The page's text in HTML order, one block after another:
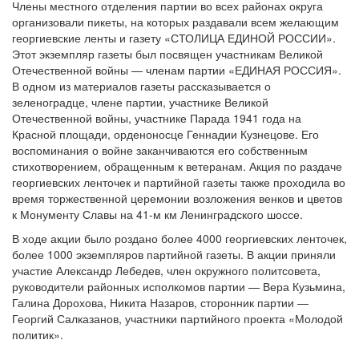
Члены местного отделения партии во всех районах округа
организовали пикеты, на которых раздавали всем желающим
георгиевские ленты и газету «СТОЛИЦА ЕДИНОЙ РОССИИ».
Этот экземпляр газеты был посвящен участникам Великой
Отечественной войны — членам партии «ЕДИНАЯ РОССИЯ».
В одном из материалов газеты рассказывается о
зеленоградце, члене партии, участнике Великой
Отечественной войны, участнике Парада 1941 года на
Красной площади, орденоносце Геннадии Кузнецове. Его
воспоминания о войне заканчиваются его собственным
стихотворением, обращенным к ветеранам. Акция по раздаче
георгиевских ленточек и партийной газеты также проходила во
время торжественной церемонии возложения венков и цветов
к Монументу Славы на 41-м км Ленинградского шоссе.
В ходе акции было роздано более 4000 георгиевских ленточек,
более 1000 экземпляров партийной газеты. В акции приняли
участие Александр Лебедев, член окружного политсовета,
руководители районных исполкомов партии — Вера Кузьмина,
Галина Дорохова, Никита Назаров, сторонник партии —
Георгий Салказанов, участники партийного проекта «Молодой
политик».